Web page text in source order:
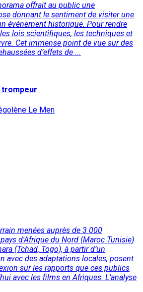
offrait au public une
donnant le sentiment de visiter une
événement historique. Pour rendre
lois scientifiques, les techniques et
Cet immense point de vue sur des
d’effets de ...
trompeur
Le Men
menées auprès de 3 000
d'Afrique du Nord (Maroc Tunisie)
(Tchad, Togo), à partir d’un
avec des adaptations locales, posent
sur les rapports que ces publics
avec les films en Afriques. L’analyse